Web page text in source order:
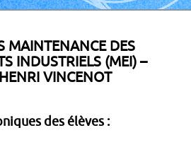
MAINTENANCE DES
INDUSTRIELS (MEI) –
VINCENOT
des élèves :